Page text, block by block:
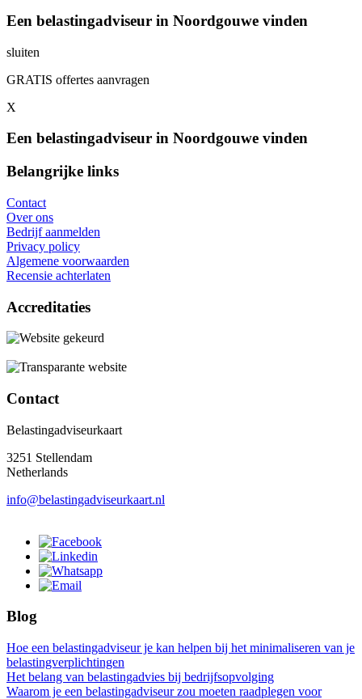
Een belastingadviseur in Noordgouwe vinden
sluiten
GRATIS offertes aanvragen
X
Een belastingadviseur in Noordgouwe vinden
Belangrijke links
Contact
Over ons
Bedrijf aanmelden
Privacy policy
Algemene voorwaarden
Recensie achterlaten
Accreditaties
Contact
Belastingadviseurkaart
3251 Stellendam
Netherlands
info@belastingadviseurkaart.nl
Blog
Hoe een belastingadviseur je kan helpen bij het minimaliseren van je
belastingverplichtingen
Het belang van belastingadvies bij bedrijfsopvolging
Waarom je een belastingadviseur zou moeten raadplegen voor